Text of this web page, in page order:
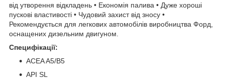
від утворення відкладень • Економія палива • Дуже хороші
пускові властивості • Чудовий захист від зносу •
Рекомендується для легкових автомобілів виробництва Форд,
оснащених дизельним двигуном.
Специфікації:
ACEA A5/B5
API SL